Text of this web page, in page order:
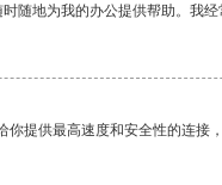
随地为我的办公提供帮助。我
提供最高速度和安全性的连接